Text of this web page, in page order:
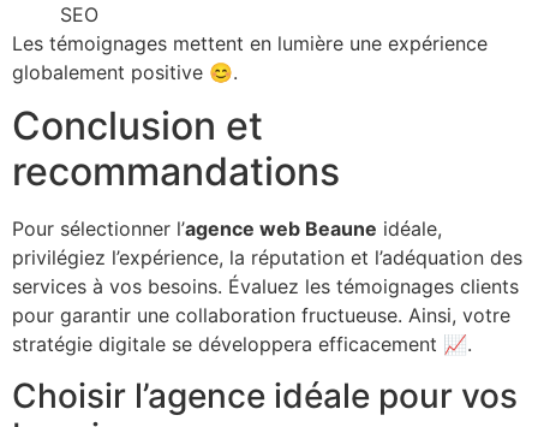
SEO
Les témoignages mettent en lumière une expérience
globalement positive 😊.
Conclusion et
recommandations
Pour sélectionner l’agence web Beaune idéale,
privilégiez l’expérience, la réputation et l’adéquation des
services à vos besoins. Évaluez les témoignages clients
pour garantir une collaboration fructueuse. Ainsi, votre
stratégie digitale se développera efficacement 📈.
Choisir l’agence idéale pour vos